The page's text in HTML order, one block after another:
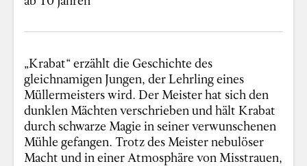
„Krabat“ erzählt die Geschichte des
gleichnamigen Jungen, der Lehrling eines
Müllermeisters wird. Der Meister hat sich den
dunklen Mächten verschrieben und hält Krabat
durch schwarze Magie in seiner verwunschenen
Mühle gefangen. Trotz des Meister nebulöser
Macht und in einer Atmosphäre von Misstrauen,